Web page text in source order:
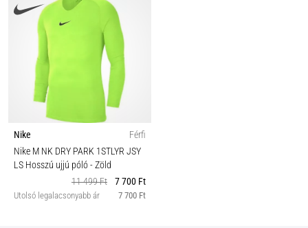
Nike
Férfi
Nike M NK DRY PARK 1STLYR JSY
LS Hosszú ujjú póló- Zöld
11 499 Ft
7 700 Ft
Utolsó legalacsonyabb ár 7 700 Ft